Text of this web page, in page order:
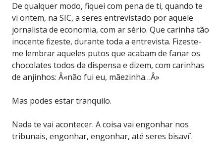
De qualquer modo, fiquei com pena de ti, quando te
vi ontem, na SIC, a seres entrevistado por aquele
jornalista de economia, com ar sério. Que carinha tão
inocente fizeste, durante toda a entrevista. Fizeste-
me lembrar aqueles putos que acabam de fanar os
chocolates todos da dispensa e dizem, com carinhas
de anjinhos: Â«não fui eu, mãezinha…Â»
Mas podes estar tranquilo.
Nada te vai acontecer. A coisa vai engonhar nos
tribunais, engonhar, engonhar, até seres bisaví´.